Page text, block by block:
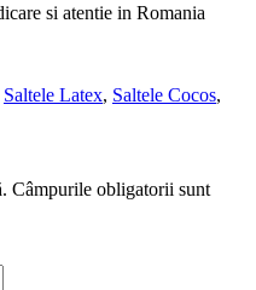
si atentie in Romania
Saltele Latex, Saltele Cocos,
Câmpurile obligatorii sunt